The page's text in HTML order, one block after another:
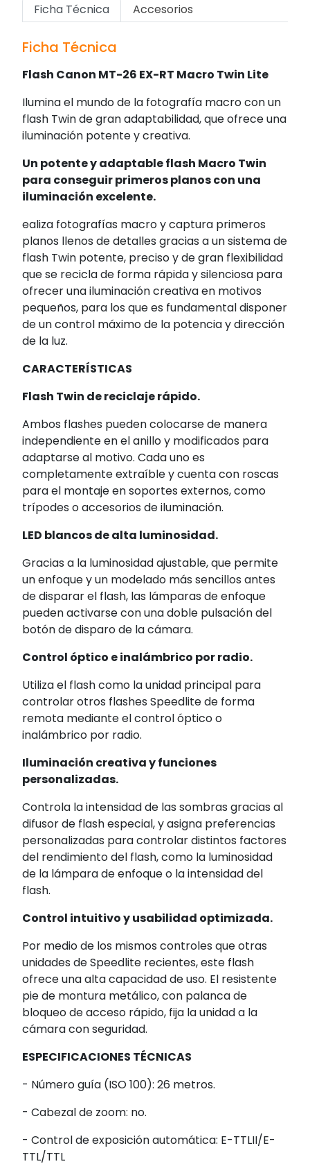
Ficha Técnica Accesorios
Ficha Técnica
Flash Canon MT-26 EX-RT Macro Twin Lite
Ilumina el mundo de la fotografía macro con un
flash Twin de gran adaptabilidad, que ofrece una
iluminación potente y creativa.
Un potente y adaptable flash Macro Twin
para conseguir primeros planos con una
iluminación excelente.
ealiza fotografías macro y captura primeros
planos llenos de detalles gracias a un sistema de
flash Twin potente, preciso y de gran flexibilidad
que se recicla de forma rápida y silenciosa para
ofrecer una iluminación creativa en motivos
pequeños, para los que es fundamental disponer
de un control máximo de la potencia y dirección
de la luz.
CARACTERÍSTICAS
Flash Twin de reciclaje rápido.
Ambos flashes pueden colocarse de manera
independiente en el anillo y modificados para
adaptarse al motivo. Cada uno es
completamente extraíble y cuenta con roscas
para el montaje en soportes externos, como
trípodes o accesorios de iluminación.
LED blancos de alta luminosidad.
Gracias a la luminosidad ajustable, que permite
un enfoque y un modelado más sencillos antes
de disparar el flash, las lámparas de enfoque
pueden activarse con una doble pulsación del
botón de disparo de la cámara.
Control óptico e inalámbrico por radio.
Utiliza el flash como la unidad principal para
controlar otros flashes Speedlite de forma
remota mediante el control óptico o
inalámbrico por radio.
Iluminación creativa y funciones
personalizadas.
Controla la intensidad de las sombras gracias al
difusor de flash especial, y asigna preferencias
personalizadas para controlar distintos factores
del rendimiento del flash, como la luminosidad
de la lámpara de enfoque o la intensidad del
flash.
Control intuitivo y usabilidad optimizada.
Por medio de los mismos controles que otras
unidades de Speedlite recientes, este flash
ofrece una alta capacidad de uso. El resistente
pie de montura metálico, con palanca de
bloqueo de acceso rápido, fija la unidad a la
cámara con seguridad.
ESPECIFICACIONES TÉCNICAS
- Número guía (ISO 100): 26 metros.
- Cabezal de zoom: no.
- Control de exposición automática: E-TTLII/E-
TTL/TTL